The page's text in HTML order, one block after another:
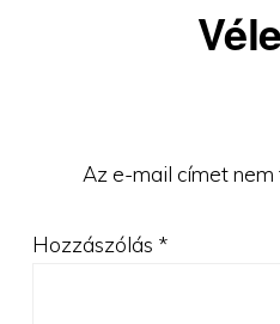
Az e-mail címet nem
Hozzászólás *